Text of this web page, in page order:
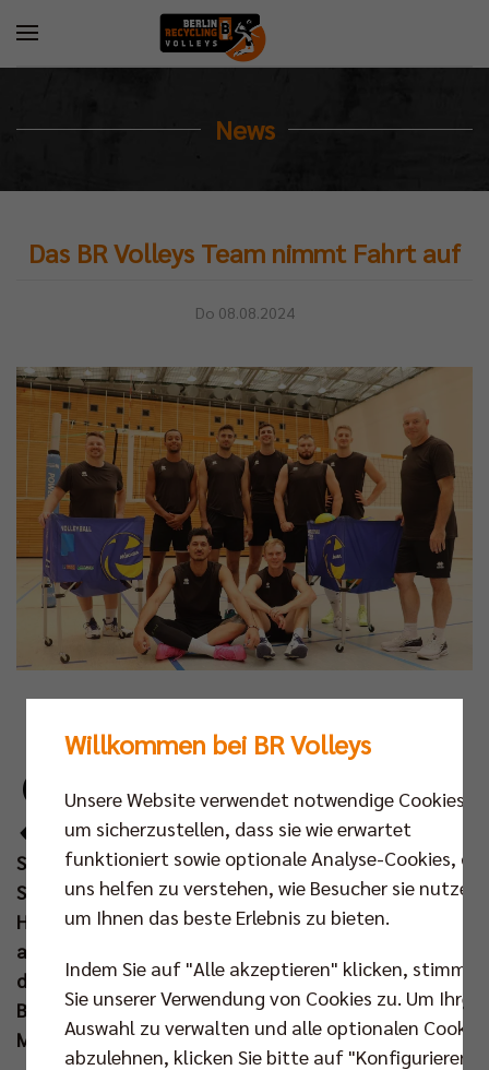
News
Das BR Volleys Team nimmt Fahrt auf
Do 08.08.2024
Foto: BR Volleys
S in der Trainingshalle und arbeiten auf den
Beginn der Spielzeit 2024/2025 Mitte
September hin. Mit einem siebenköpfigen
Spieleraufgebot starteten die Hauptstädter im
Horst-Korber-Sportzentrum in die Vorbereitung und
anders als im Vorjahr leitet Trainer Joel Banks
diesmal durchgängig das Auftaktprogramm. Die
Berliner Olympioniken stoßen nun nach und nach zur
Mannschaft.
Willkommen bei BR Volleys
Unsere Website verwendet notwendige Cookies,
um sicherzustellen, dass sie wie erwartet
funktioniert sowie optionale Analyse-Cookies, die
uns helfen zu verstehen, wie Besucher sie nutzen,
um Ihnen das beste Erlebnis zu bieten.
Indem Sie auf "Alle akzeptieren" klicken, stimmen
Sie unserer Verwendung von Cookies zu. Um Ihre
Auswahl zu verwalten und alle optionalen Cookies
abzulehnen, klicken Sie bitte auf "Konfigurieren".